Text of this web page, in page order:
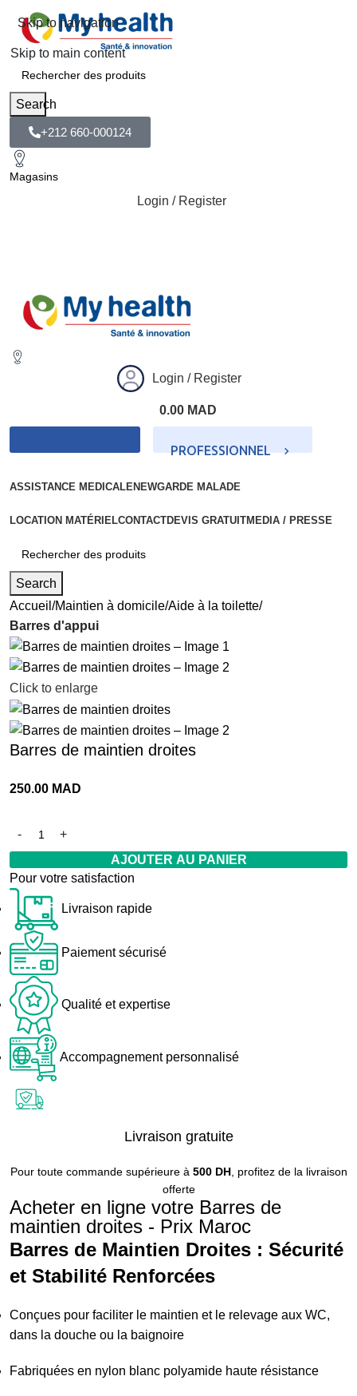
Skip to navigation
Skip to main content
Search
+212 660-000124
Magasins
Login / Register
Login / Register
0.00 MAD
PROFESSIONNEL
ASSISTANCE MEDICALENEWGARDE MALADE
LOCATION MATÉRIELCONTACTDEVIS GRATUITMEDIA / PRESSE
Search
Accueil Maintien à domicile Aide à la toilette
Barres d'appui
Click to enlarge
Barres de maintien droites
250.00 MAD
AJOUTER AU PANIER
Pour votre satisfaction
Livraison rapide
Paiement sécurisé
Qualité et expertise
Accompagnement personnalisé
Livraison gratuite
Pour toute commande supérieure à 500 DH, profitez de la livraison
offerte
Acheter en ligne votre Barres de
maintien droites - Prix Maroc
Barres de Maintien Droites : Sécurité
et Stabilité Renforcées
Conçues pour faciliter le maintien et le relevage aux WC,
dans la douche ou la baignoire
Fabriquées en nylon blanc polyamide haute résistance